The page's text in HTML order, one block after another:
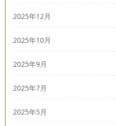
2025年12月
2025年10月
2025年9月
2025年7月
2025年5月